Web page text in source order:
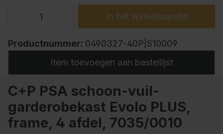
In het winkelmandje
Productnummer: 0490327-40P|S10009
Item toevoegen aan bestellijst
C+P PSA schoon-vuil-
garderobekast Evolo PLUS,
frame, 4 afdel, 7035/0010